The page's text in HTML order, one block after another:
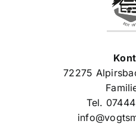
72275
Tel.